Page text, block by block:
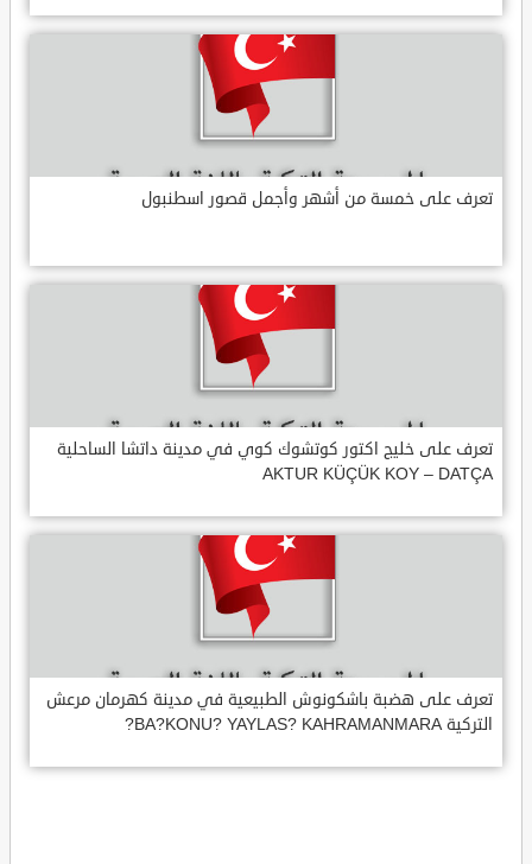
تعرف على خمسة من أشهر وأجمل قصور اسطنبول
تعرف على خليج اكتور كوتشوك كوي في مدينة داتشا الساحلية
AKTUR KÜÇÜK KOY – DATÇA
تعرف على هضبة باشكونوش الطبيعية في مدينة كهرمان مرعش
التركية BA?KONU? YAYLAS? KAHRAMANMARA?